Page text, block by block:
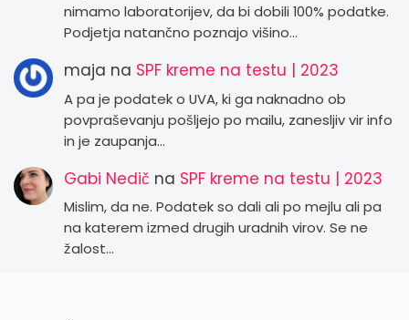
nimamo laboratorijev, da bi dobili 100% podatke.
Podjetja natančno poznajo višino…
maja na SPF kreme na testu | 2023
A pa je podatek o UVA, ki ga naknadno ob
povpraševanju pošljejo po mailu, zanesljiv vir info
in je zaupanja…
Gabi Nedič na SPF kreme na testu | 2023
Mislim, da ne. Podatek so dali ali po mejlu ali pa
na katerem izmed drugih uradnih virov. Se ne
žalost…